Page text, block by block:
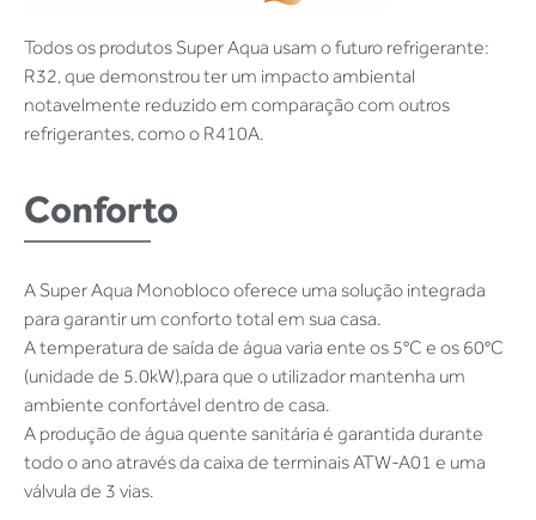
Todos os produtos Super Aqua usam o futuro refrigerante:
R32, que demonstrou ter um impacto ambiental
notavelmente reduzido em comparação com outros
refrigerantes, como o R410A.
Conforto
A Super Aqua Monobloco oferece uma solução integrada
para garantir um conforto total em sua casa.
A temperatura de saída de água varia ente os 5°C e os 60°C
(unidade de 5.0kW),para que o utilizador mantenha um
ambiente confortável dentro de casa.
A produção de água quente sanitária é garantida durante
todo o ano através da caixa de terminais ATW-A01 e uma
válvula de 3 vias.